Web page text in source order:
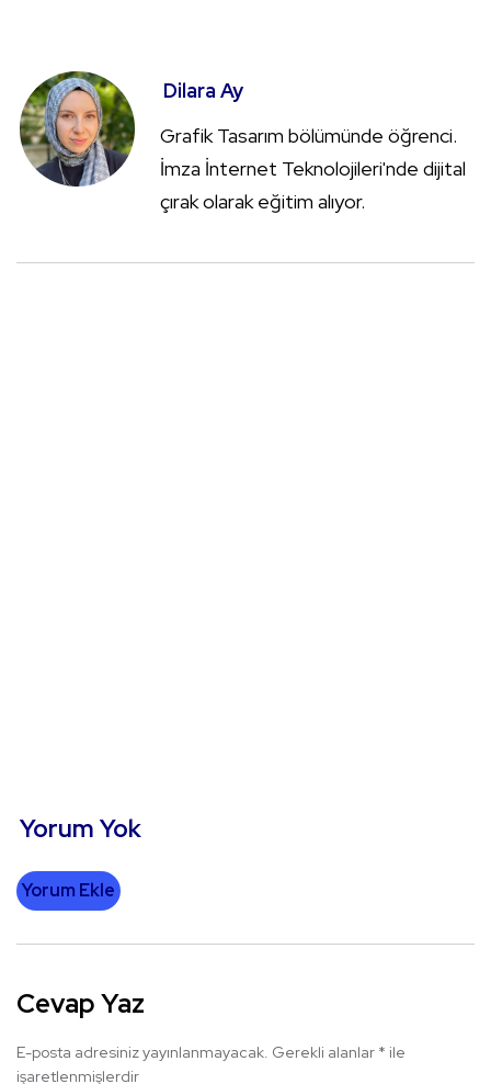
Dilara Ay
Grafik Tasarım bölümünde öğrenci.
İmza İnternet Teknolojileri'nde dijital
çırak olarak eğitim alıyor.
Yorum Yok
Yorum Ekle
Cevap Yaz
E-posta adresiniz yayınlanmayacak. Gerekli alanlar * ile
işaretlenmişlerdir